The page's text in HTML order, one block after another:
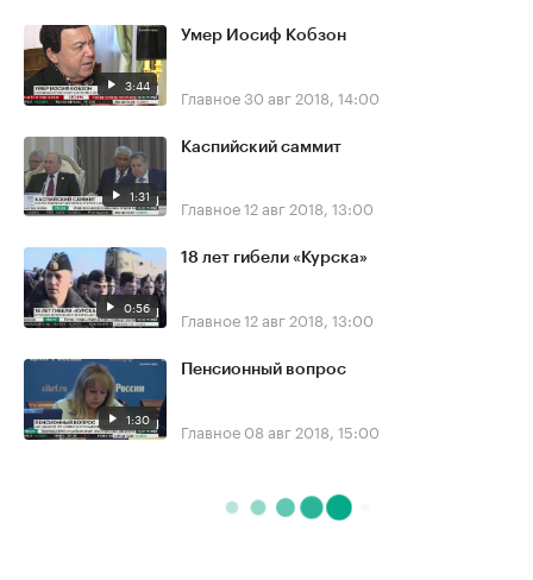
3:44
Умер Иосиф Кобзон
Главное30 авг 2018, 14:00
1:31
Каспийский саммит
Главное12 авг 2018, 13:00
0:56
18 лет гибели «Курска»
Главное12 авг 2018, 13:00
1:30
Пенсионный вопрос
Главное 08 авг 2018, 15:00